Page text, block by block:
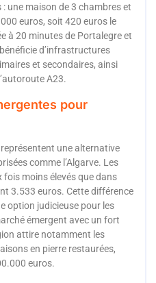
une maison de 3 chambres et
euros, soit 420 euros le
à 20 minutes de Portalegre et
d’infrastructures
et secondaires, ainsi
A23.
pour
représentent une alternative
comme l’Algarve. Les
fois moins élevés que dans
3.533 euros. Cette différence
option judicieuse pour les
émergent avec un fort
attire notamment les
en pierre restaurées,
euros.